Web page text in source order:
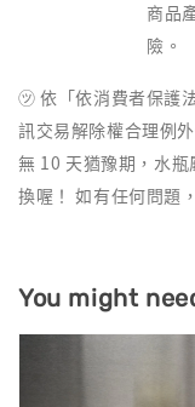
商品
險。
㋡ 依「依消費者保護
訊交易解除權合理例
無 10 天猶豫期，水
換喔！ 如有任何問題
You might